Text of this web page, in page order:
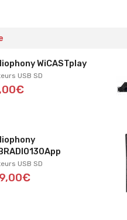
WiCASTplay
USB SD
USB SD